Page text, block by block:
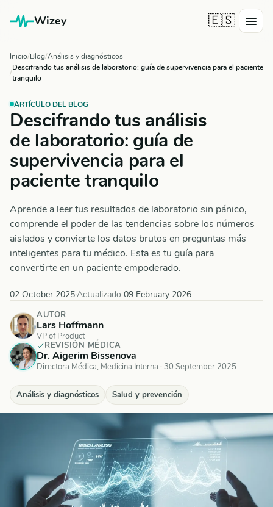
Wizey 🇪🇸
Inicio Blog Análisis y diagnósticos
Descifrando tus análisis de laboratorio: guía de supervivencia para el paciente
tranquilo
ARTÍCULO DEL BLOG
Descifrando tus análisis
de laboratorio: guía de
supervivencia para el
paciente tranquilo
Aprende a leer tus resultados de laboratorio sin pánico,
comprende el poder de las tendencias sobre los números
aislados y convierte los datos brutos en preguntas más
inteligentes para tu médico. Esta es tu guía para
convertirte en un paciente empoderado.
02 October 2025·Actualizado 09 February 2026
AUTOR
Lars Hoffmann
VP of Product
REVISIÓN MÉDICA
Dr. Aigerim Bissenova
Directora Médica, Medicina Interna · 30 September 2025
Análisis y diagnósticos Salud y prevención